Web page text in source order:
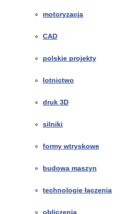
motoryzacja
CAD
polskie projekty
lotnictwo
druk 3D
silniki
formy wtryskowe
budowa maszyn
technologie łączenia
obliczenia